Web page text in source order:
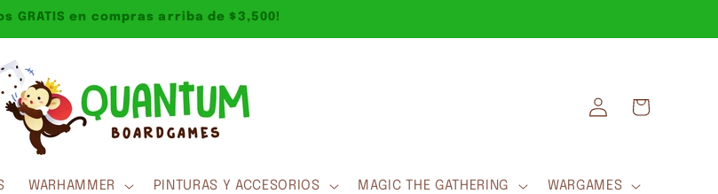
GRATIS en compras arriba de $3,500!
WARHAMMER PINTURAS Y ACCESORIOS MAGIC THE GATHERING WARGAMES
Iniciar
sesión
Carrito